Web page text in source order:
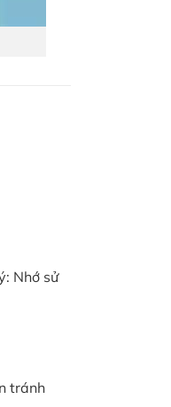
Nhớ sử
tránh